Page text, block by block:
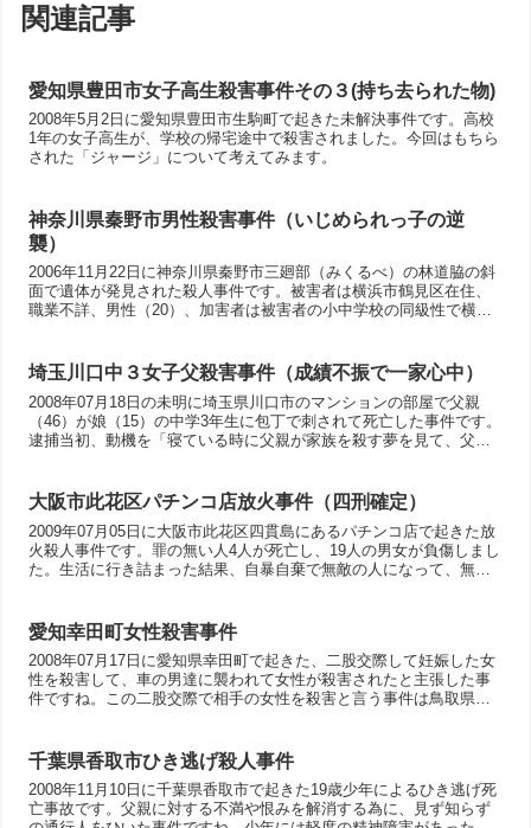
関連記事
愛知県豊田市女子高生殺害事件その３(持ち去られた物)
2008年5月2日に愛知県豊田市生駒町で起きた未解決事件です。高校
1年の女子高生が、学校の帰宅途中で殺害されました。今回はもちら
された「ジャージ」について考えてみます。
神奈川県秦野市男性殺害事件（いじめられっ子の逆
襲）
2006年11月22日に神奈川県秦野市三廻部（みくるべ）の林道脇の斜
面で遺体が発見された殺人事件です。被害者は横浜市鶴見区在住、
職業不詳、男性（20）、加害者は被害者の小中学校の同級性で横浜
を払わせる」と脅されて、被害者の殺害を決意したと言う経緯があ
ります。「窮鼠猫を噛む」という事件ですね。
埼玉川口中３女子父殺害事件（成績不振で一家心中）
2008年07月18日の未明に埼玉県川口市のマンションの部屋で父親
（46）が娘（15）の中学3年生に包丁で刺されて死亡した事件です。
逮捕当初、動機を「寝ている時に父親が家族を殺す夢を見て、父親
した。気になる点としては人の殺害行為や人の死などについて書い
た漫画の影響があると言われている事ですね。
大阪市此花区パチンコ店放火事件（四刑確定）
2009年07月05日に大阪市此花区四貫島にあるパチンコ店で起きた放
火殺人事件です。罪の無い人4人が死亡し、19人の男女が負傷しまし
た。生活に行き詰まった結果、自暴自棄で無敵の人になって、無差
ある」生きたまま焼き殺された被害者の方がよほど残虐な方法だと
思うのですが・・・詳細は本文を参照願います。
愛知幸田町女性殺害事件
2008年07月17日に愛知県幸田町で起きた、二股交際して妊娠した女
性を殺害して、車の男達に襲われて女性が殺害されたと主張した事
件ですね。この二股交際で相手の女性を殺害と言う事件は鳥取県境
張ですね。このあたりは、やはり母国の警察のイメージもあったの
かな？
千葉県香取市ひき逃げ殺人事件
2008年11月10日に千葉県香取市で起きた19歳少年によるひき逃げ死
亡事故です。父親に対する不満や恨みを解消する為に、見ず知らず